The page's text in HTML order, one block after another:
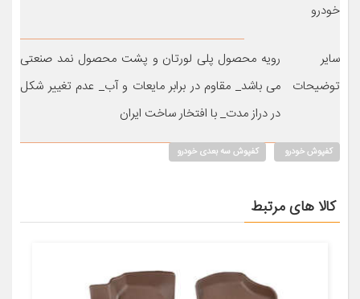
خودرو
سایر
توضیحات
رویه محصول پلی لورتان و پشت محصول نمد صنعتی
می باشد_ مقاوم در برابر مایعات و آب_ عدم تغییر شکل
در دراز مدت_ با افتخار ساخت ایران
کفپوش خودرو کفپوش سه بعدی خودرو
کالا های مرتبط